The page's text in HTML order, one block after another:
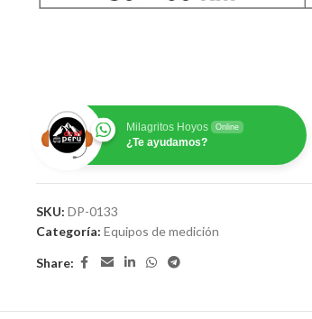
Milagritos Hoyos Online
¿Te ayudamos?
SKU: DP-0133
Categoría: Equipos de medición
Share: